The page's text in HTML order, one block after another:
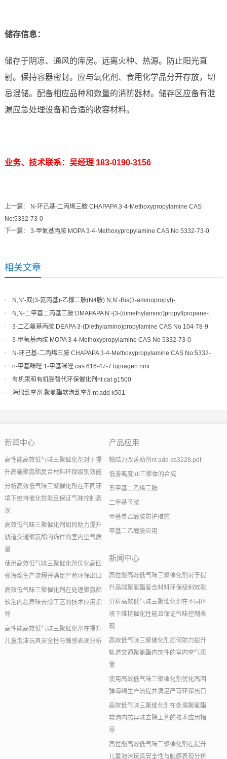
储存信息：
储存于阴凉、通风的库房。远离火种、热源。防止阳光直
射。保持容器密封。应与氧化剂、食用化学品分开存放，切
忌混储。配备相应品种和数量的消防器材。储存区应备有泄
漏应急处理设备和合适的收容材料。
业务、技术联系：吴经理 183-0190-3156
上一篇：
N-环己基-二丙烯三胺 CHAPAPA 3-4-Methoxypropylamine CAS
No:5332-73-0
下一篇： 3-甲氧基丙胺 MOPA 3-4-Methoxypropylamine CAS No 5332-73-0
相关文章
N,N’-双(3-氨丙基)-乙撑二胺(N4胺) N,N’-Bis(3-aminopropyl)-
ethylenediamine CAS No10563-26-5
N,N-二甲基二丙基三胺 DMAPAPA N’-[3-(dimethylamino)propyllpropane-
1,3-diamine CAS No10563-29-8
3-二乙氨基丙胺 DEAPA 3-(Diethylamino)propylamine CAS No 104-78-9
3-甲氧基丙胺 MOPA 3-4-Methoxypropylamine CAS No 5332-73-0
N-环己基-二丙烯三胺 CHAPAPA 3-4-Methoxypropylamine CAS No:5332-
73-0n-甲基咪唑 1-甲基咪唑 cas 616-47-7 lupragen nmi
有机汞和有机锡替代环保催化剂nt cat g1500
海绵乱空剂 聚氨酯软泡乱空剂nt add k501
新闻中心
高性能高效低气味三聚催化剂对于提
升高端聚氨酯复合材料环保级别效能
分析高效低气味三聚催化剂在不同环
境下维持催化性能且保证气味控制表
现
高效低气味三聚催化剂如何助力提升
轨道交通聚氨酯内饰件的室内空气质
量
使用高效低气味三聚催化剂优化高回
弹海绵生产流程并满足严苛环保出口
高效低气味三聚催化剂在处理聚氨酯
软泡内芯异味去除工艺的技术应用指
导
高性能高效低气味三聚催化剂在提升
儿童泡沫玩具安全性与触感表现分析
产品应用
粘结力改善助剂nt add as3228.pdf
低游离度tdi三聚体的合成
五甲基二乙烯三胺
二甲基苄胺
甲基单乙醇胺防护措施
甲基二乙醇胺应用
新闻中心
高性能高效低气味三聚催化剂对于提
升高端聚氨酯复合材料环保级别效能
分析高效低气味三聚催化剂在不同环
境下维持催化性能且保证气味控制表
现
高效低气味三聚催化剂如何助力提升
轨道交通聚氨酯内饰件的室内空气质
量
使用高效低气味三聚催化剂优化高回
弹海绵生产流程并满足严苛环保出口
高效低气味三聚催化剂在处理聚氨酯
软泡内芯异味去除工艺的技术应用指
导
高性能高效低气味三聚催化剂在提升
儿童泡沫玩具安全性与触感表现分析